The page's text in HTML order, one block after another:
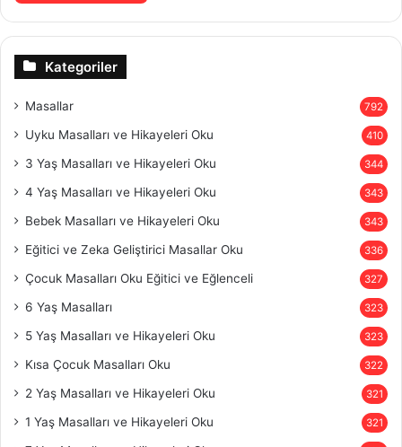
Kategoriler
Masallar 792
Uyku Masalları ve Hikayeleri Oku 410
3 Yaş Masalları ve Hikayeleri Oku 344
4 Yaş Masalları ve Hikayeleri Oku 343
Bebek Masalları ve Hikayeleri Oku 343
Eğitici ve Zeka Geliştirici Masallar Oku 336
Çocuk Masalları Oku Eğitici ve Eğlenceli 327
6 Yaş Masalları 323
5 Yaş Masalları ve Hikayeleri Oku 323
Kısa Çocuk Masalları Oku 322
2 Yaş Masalları ve Hikayeleri Oku 321
1 Yaş Masalları ve Hikayeleri Oku 321